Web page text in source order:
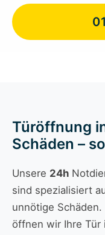
Türöffnung
Schäden –
Unsere 24h
sind spezialisiert
unnötige
öffnen wir Ihre Tür